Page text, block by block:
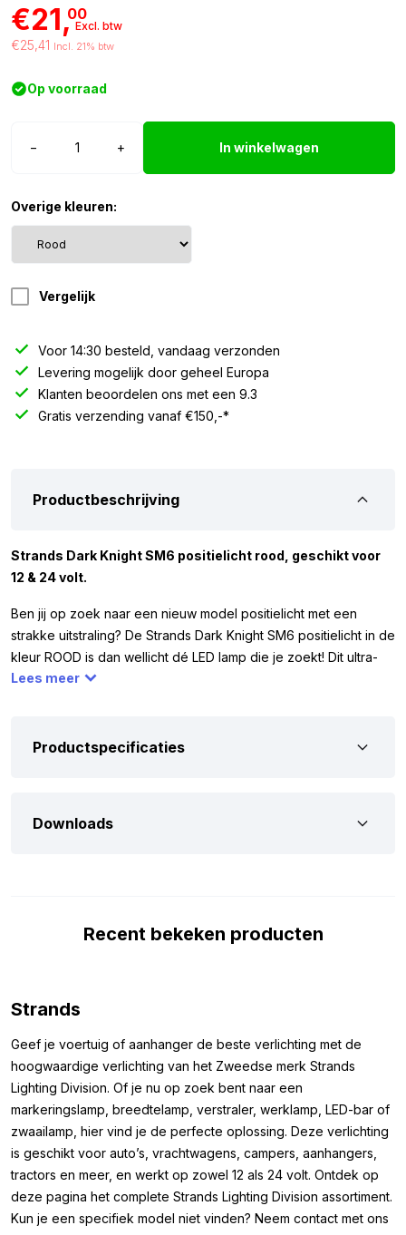
€21,00
Excl. btw
€25,41 Incl. 21% btw
Op voorraad
−
Dark
positielicht
rood
aantal
+ In winkelwagen
Overige kleuren:
Vergelijk
Voor 14:30 besteld, vandaag verzonden
Levering mogelijk door geheel Europa
Klanten beoordelen ons met een 9.3
Gratis verzending vanaf €150,-*
Productbeschrijving
Strands Dark Knight SM6 positielicht rood, geschikt voor
12 & 24 volt.
Ben jij op zoek naar een nieuw model positielicht met een
strakke uitstraling? De Strands Dark Knight SM6 positielicht in de
kleur ROOD is dan wellicht dé LED lamp die je zoekt! Dit ultra-
slanke positielicht heeft een donkere lens en is slechts 8 mm
waardoor je deze LED lamp eenvoudig kunt monteren op je
Omdat je vóór aankoop zeker wilt weten dat dit de juiste lamp
slechts 0,9 W. Dit maakt het mogelijk om meerdere lampen te
montagerubber voor een gemakkelijke installatie. Daarnaast is
de lamp IP69K-gecertificeerd, wat betekent dat deze volledig
bestand is tegen water, stof en andere omgevingsfactoren. Het
ECE R148 keurmerk bevestigt dat de lamp voldoet aan de
vereisten voor gebruik als markeringslamp.
Afmetingen:
Om er zeker van te zijn dat je het Strands positielicht ROOD op
de juiste plek kunt monteren, hebben we de afmetingen voor je
op een rij gezet. De afmetingen van deze LED lamp zijn als
Lees meer
Productspecificaties
Downloads
Recent bekeken producten
Strands
Geef je voertuig of aanhanger de beste verlichting met de
hoogwaardige verlichting van het Zweedse merk Strands
Lighting Division. Of je nu op zoek bent naar een
markeringslamp, breedtelamp, verstraler, werklamp, LED-bar of
zwaailamp, hier vind je de perfecte oplossing. Deze verlichting
is geschikt voor auto’s, vrachtwagens, campers, aanhangers,
tractors en meer, en werkt op zowel 12 als 24 volt. Ontdek op
deze pagina het complete Strands Lighting Division assortiment.
Kun je een specifiek model niet vinden? Neem contact met ons